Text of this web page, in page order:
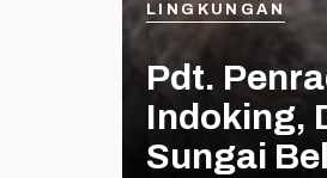
LINGKUNGAN
Pdt.
Indoking,
Sungai